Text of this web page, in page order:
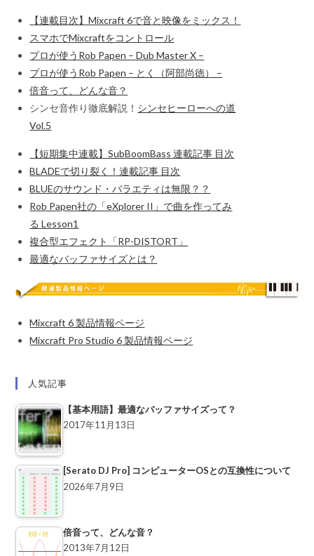
【連載目次】Mixcraft 6で音と映像をミックス！
スマホでMixcraftをコントロール
プロが使うRob Papen – Dub Master X –
プロが使うRob Papen – とく（阿部尚徳） –
倍音って、どんな音？
シンセ音作り徹底解説！ シンセヒーローへの道
Vol.5
【短期集中連載】SubBoomBass 連載記事 目次
BLADEで切り裂く！連載記事 目次
BLUEのサウンド・バラエティは無限？？
Rob Papen社の「eXplorer II」で曲を作ってみ
る Lesson1
複合型エフェクト「RP-DISTORT」
最適なバッファサイズとは？
Mixcraft 6 製品情報ページ
Mixcraft Pro Studio 6 製品情報ページ
人気記事
【基本用語】最適なバッファサイズって？
2017年11月13日
[Serato DJ Pro] コンピューターOSとの互換性について
2026年7月9日
倍音って、どんな音？
2013年7月12日